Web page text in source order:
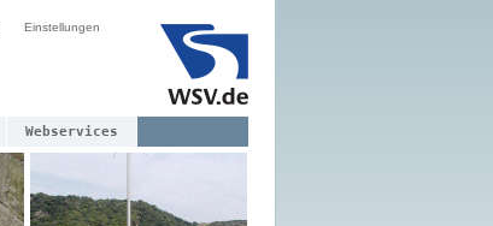
Einstellungen
Webservices